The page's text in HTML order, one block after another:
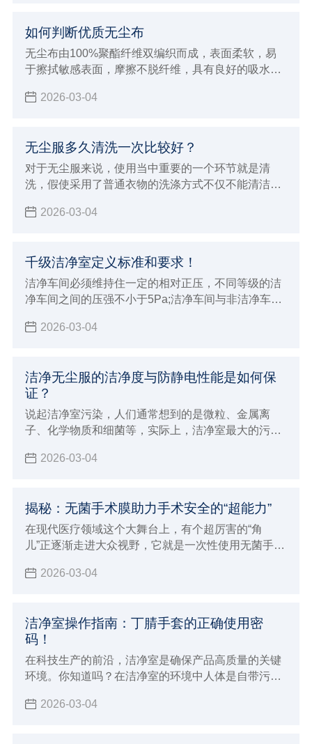
如何判断优质无尘布
无尘布由100%聚酯纤维双编织而成，表面柔软，易
于擦拭敏感表面，摩擦不脱纤维，具有良好的吸水性
2026-03-04
无尘服多久清洗一次比较好？
对于无尘服来说，使用当中重要的一个环节就是清
洗，假使采用了普通衣物的洗涤方式不仅不能清洁和
搬运过程中，也会有附着灰尘及微生物的危险，所以
2026-03-04
千级洁净室定义标准和要求！
洁净车间必须维持住一定的相对正压，不同等级的洁
净车间之间的压强不小于5Pa;洁净车间与非洁净车间
逆流到高级洁净车间
2026-03-04
洁净无尘服的洁净度与防静电性能是如何保
证？
说起洁净室污染，人们通常想到的是微粒、金属离
子、化学物质和细菌等，实际上，洁净室最大的污染
埃和静电的防护显得十分重要。
2026-03-04
揭秘：无菌手术膜助力手术安全的“超能力”
在现代医疗领域这个大舞台上，有个超厉害的“角
儿”正逐渐走进大众视野，它就是一次性使用无菌手术
2026-03-04
洁净室操作指南：丁腈手套的正确使用密
码！
在科技生产的前沿，洁净室是确保产品高质量的关键
环境。你知道吗？在洁净室的环境中人体是自带污染
装材料，从而会导致人体分泌的汗液毛发等污染物损
2026-03-04